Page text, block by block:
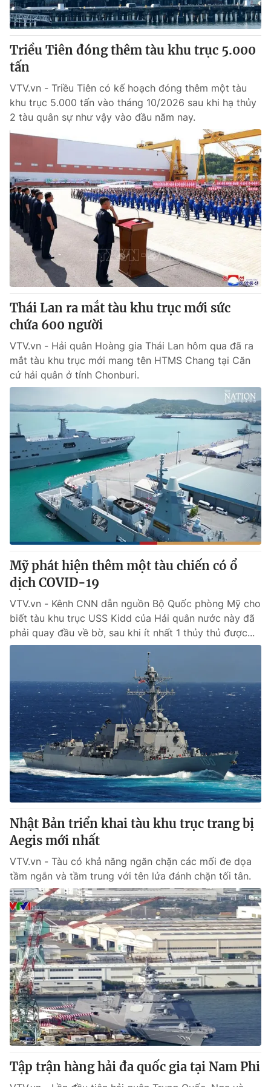
Thị trường 24h Tấm lòng Việt
VTV4 Vươn mình bằng AI
Liên hệ tòa soạn English
THỜI BÁO VTV
Theo dõi báo trên
Cơ quan chủ quản:
Đài Truyền hình Việt Nam
Cơ quan báo chí:
Thời báo VTV
Giấy phép hoạt động báo in và báo điện tử số 483/GP-BTTTT
cấp ngày 29/12/2023
Tổng Biên tập:Vũ Thanh Thủy
Phó Tổng Biên tập:Nguyễn Thị Mỹ Hạnh, Phạm Quốc Thắng,
Nguyễn Trọng Ninh
Tổng đài VTV: 024.38 355 931 - 024.38 355 932
Ðiện thoại Thời báo VTV:024.66 897 897
Email:toasoan@vtv.vn
Liên hệ quảng cáo:024-7300.7108
® Cấm sao chép dưới mọi hình thức nếu không có sự chấp
thuận bằng văn bản. Ghi rõ nguồn VTV.vn khi phát hành lại
thông tin từ website này.
Triều Tiên đóng thêm tàu khu trục 5.000
tấn
VTV.vn - Triều Tiên có kế hoạch đóng thêm một tàu
khu trục 5.000 tấn vào tháng 10/2026 sau khi hạ thủy
2 tàu quân sự như vậy vào đầu năm nay.
Thái Lan ra mắt tàu khu trục mới sức
chứa 600 người
VTV.vn - Hải quân Hoàng gia Thái Lan hôm qua đã ra
mắt tàu khu trục mới mang tên HTMS Chang tại Căn
cứ hải quân ở tỉnh Chonburi.
Mỹ phát hiện thêm một tàu chiến có ổ
dịch COVID-19
VTV.vn - Kênh CNN dẫn nguồn Bộ Quốc phòng Mỹ cho
biết tàu khu trục USS Kidd của Hải quân nước này đã
phải quay đầu về bờ, sau khi ít nhất 1 thủy thủ được...
Nhật Bản triển khai tàu khu trục trang bị
Aegis mới nhất
VTV.vn - Tàu có khả năng ngăn chặn các mối đe dọa
tầm ngắn và tầm trung với tên lửa đánh chặn tối tân.
Tập trận hàng hải đa quốc gia tại Nam Phi